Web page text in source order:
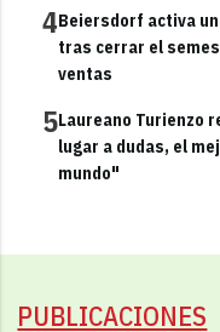
4Beiersdorf activa
tras cerrar el
ventas
5Laureano Turienzo
lugar a dudas, el
mundo"
PUBLICACIONES